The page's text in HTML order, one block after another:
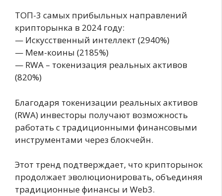
ТОП-3 самых прибыльных направлений
крипторынка в 2024 году:
— Искусственный интеллект (2940%)
— Мем-коины (2185%)
— RWA – токенизация реальных активов
(820%)
Благодаря токенизации реальных активов
(RWA) инвесторы получают возможность
работать с традиционными финансовыми
инструментами через блокчейн.
Этот тренд подтверждает, что крипторынок
продолжает эволюционировать, объединяя
традиционные финансы и Web3.